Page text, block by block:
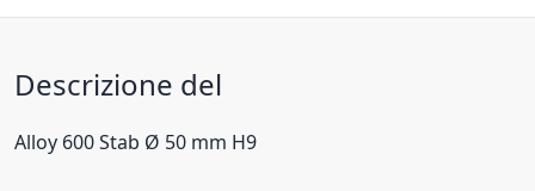
Descrizione del
Alloy 600 Stab Ø 50 mm H9